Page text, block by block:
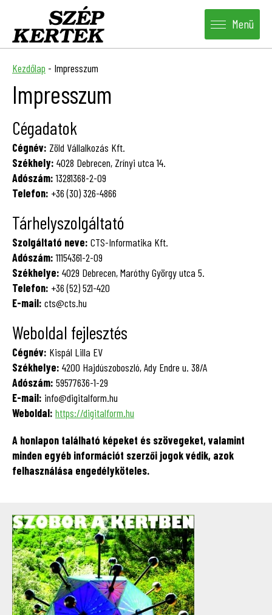
Menü
Kezdőlap - Impresszum
Impresszum
Cégadatok
Cégnév: Zöld Vállalkozás Kft.
Székhely: 4028 Debrecen, Zrínyi utca 14.
Adószám:13281368-2-09
Telefon: +36 (30) 326-4866
Tárhelyszolgáltató
Szolgáltató neve: CTS-Informatika Kft.
Adószám:11154361-2-09
Székhelye: 4029 Debrecen, Maróthy György utca 5.
Telefon: +36 (52) 521-420
E-mail: cts@cts.hu
Weboldal fejlesztés
Cégnév: Kispál Lilla EV
Székhelye: 4200 Hajdúszoboszló, Ady Endre u. 38/A
Adószám: 59577636-1-29
E-mail: info@digitalform.hu
Weboldal: https://digitalform.hu
A honlapon található képeket és szövegeket, valamint
minden egyéb információt szerzői jogok védik, azok
felhasználása engedélyköteles.